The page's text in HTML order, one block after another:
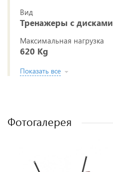
Вид
Тренажеры с дисками
Максимальная нагрузка
620 Kg
Показать все
Фотогалерея